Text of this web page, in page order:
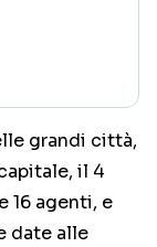
grandi città,
il 4
16 agenti, e
date alle